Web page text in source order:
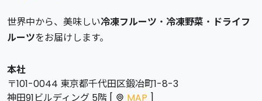
世界中から、美味しい冷凍フルーツ ・ 冷凍野菜 ・ ドライフ
ルーツをお届けします。
本社
〒101-0044 東京都千代田区鍛冶町1-8-3
神田91ビルディング 5階 [
MAP ]